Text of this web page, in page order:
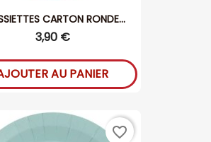
CARTON RONDE...
3,90 €
AU PANIER
favorite_border